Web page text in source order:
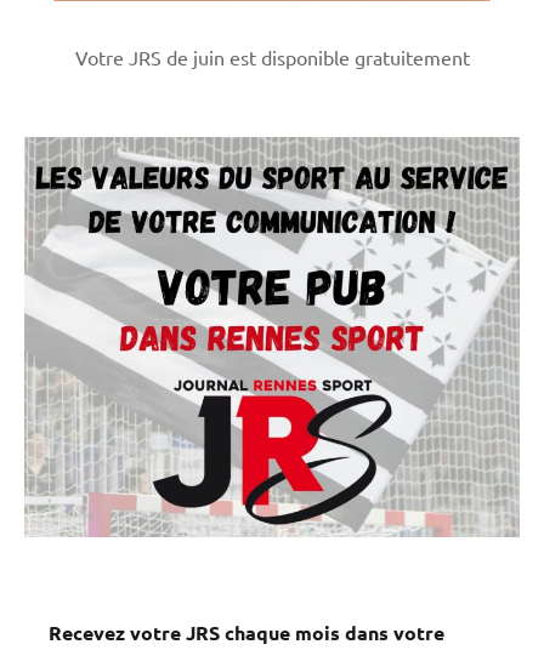
Votre JRS de juin est disponible gratuitement
Recevez votre JRS chaque mois dans votre